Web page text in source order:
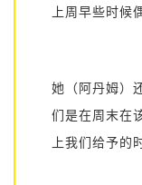
上周早些时候
她（阿丹姆）
们是在周末在
上我们给予的